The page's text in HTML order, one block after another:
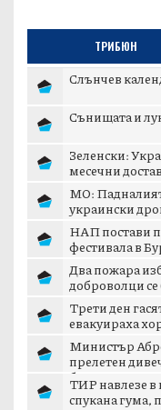
ТРИБЮН
Слънчев
Сънищата и
Зеленски:
месечни
МО:
украински
НАП постави
фестивала в
Два пожара
доброволци
Трети ден
евакуираха
Министър
прелетен
б...
ТИР навлезе в
спукана гума,